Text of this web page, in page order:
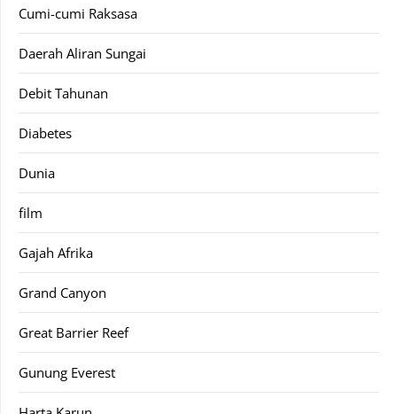
Cumi-cumi Raksasa
Daerah Aliran Sungai
Debit Tahunan
Diabetes
Dunia
film
Gajah Afrika
Grand Canyon
Great Barrier Reef
Gunung Everest